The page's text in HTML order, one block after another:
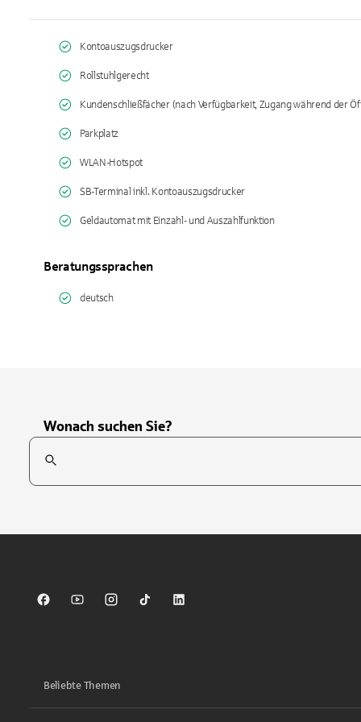
Kontoauszugsdrucker
Rollstuhlgerecht
Kundenschließfächer (nach Verfügbarkeit, Zugang während der
Parkplatz
WLAN-Hotspot
SB-Terminal inkl. Kontoauszugsdrucker
Geldautomat mit Einzahl- und Auszahlfunktion
Beratungssprachen
deutsch
Wonach suchen Sie?
Suchfeld
Sparkasse auf Facebook
Sparkasse auf Youtube
Sparkasse auf Instagram
Sparkasse auf TikTok
Sparkasse auf LinkedIn
Beliebte Themen